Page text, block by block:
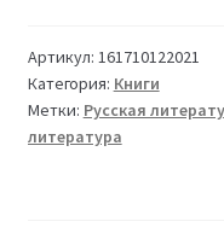
Артикул: 161710122021
Категория: Книги
Метки: Русская
литература